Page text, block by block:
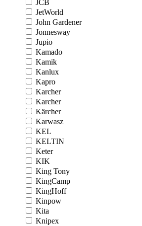
JCB
JetWorld
John Gardener
Jonnesway
Jupio
Kamado
Kamik
Kanlux
Kapro
Karcher
Karcher
Kärcher
Karwasz
KEL
KELTIN
Keter
KIK
King Tony
KingCamp
KingHoff
Kinpow
Kita
Knipex